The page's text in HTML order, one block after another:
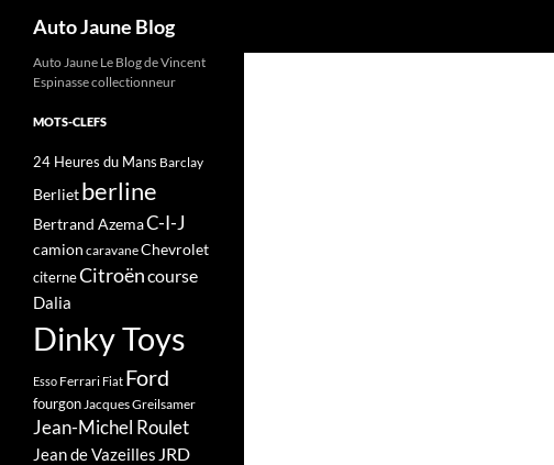
Auto Jaune Blog
Auto Jaune Le Blog de Vincent
Espinasse collectionneur
MOTS-CLEFS
24 Heures du Mans Barclay
Berlietberline
Bertrand AzemaC-I-J
camion caravaneChevrolet
citerneCitroëncourse
Dalia
Dinky Toys
Esso Ferrari Fiat Ford
fourgonJacques Greilsamer
Jean-Michel Roulet
Jean de Vazeilles JRD